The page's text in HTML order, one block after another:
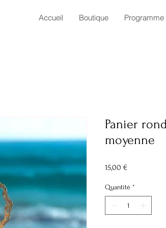
Accueil Boutique
Panier
moyenne
15,00 €
Quantité *